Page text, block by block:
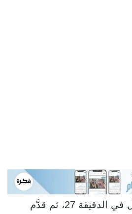
افتتح ميسي التسجيل في الدقيقة 27، ثم قدَّم